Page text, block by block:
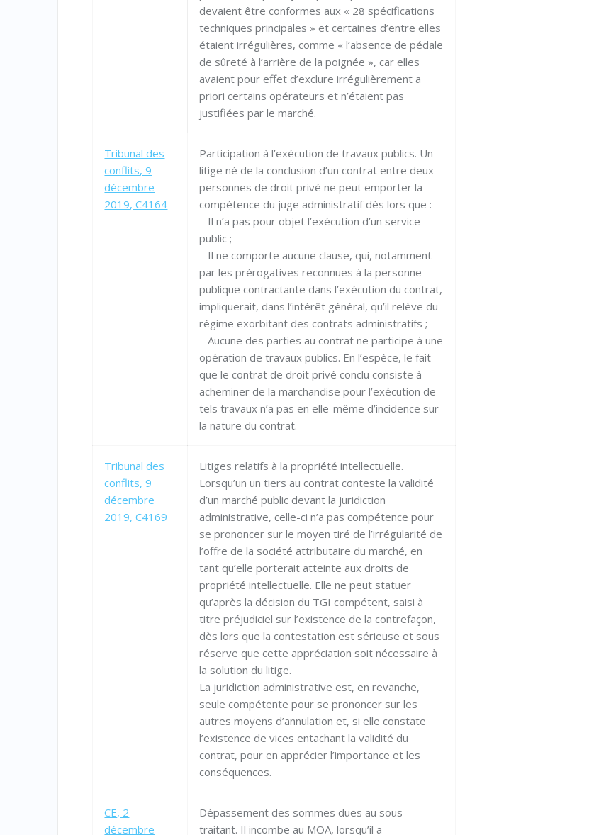
devaient être conformes aux « 28 spécifications
techniques principales » et certaines d’entre elles
étaient irrégulières, comme « l’absence de pédale
de sûreté à l’arrière de la poignée », car elles
avaient pour effet d’exclure irrégulièrement a
priori certains opérateurs et n’étaient pas
justifiées par le marché.
Tribunal des
conflits, 9
décembre
2019, C4164
Participation à l’exécution de travaux publics. Un
litige né de la conclusion d’un contrat entre deux
personnes de droit privé ne peut emporter la
compétence du juge administratif dès lors que :
– Il n’a pas pour objet l’exécution d’un service
public ;
– Il ne comporte aucune clause, qui, notamment
par les prérogatives reconnues à la personne
publique contractante dans l’exécution du contrat,
impliquerait, dans l’intérêt général, qu’il relève du
régime exorbitant des contrats administratifs ;
– Aucune des parties au contrat ne participe à une
opération de travaux publics. En l’espèce, le fait
que le contrat de droit privé conclu consiste à
acheminer de la marchandise pour l’exécution de
tels travaux n’a pas en elle-même d’incidence sur
la nature du contrat.
Tribunal des
conflits, 9
décembre
2019, C4169
Litiges relatifs à la propriété intellectuelle.
Lorsqu’un un tiers au contrat conteste la validité
d’un marché public devant la juridiction
administrative, celle-ci n’a pas compétence pour
se prononcer sur le moyen tiré de l’irrégularité de
l’offre de la société attributaire du marché, en
tant qu’elle porterait atteinte aux droits de
propriété intellectuelle. Elle ne peut statuer
qu’après la décision du TGI compétent, saisi à
titre préjudiciel sur l’existence de la contrefaçon,
dès lors que la contestation est sérieuse et sous
réserve que cette appréciation soit nécessaire à
la solution du litige.
La juridiction administrative est, en revanche,
seule compétente pour se prononcer sur les
autres moyens d’annulation et, si elle constate
l’existence de vices entachant la validité du
contrat, pour en apprécier l’importance et les
conséquences.
CE, 2
décembre
Dépassement des sommes dues au sous-
traitant. Il incombe au MOA, lorsqu’il a